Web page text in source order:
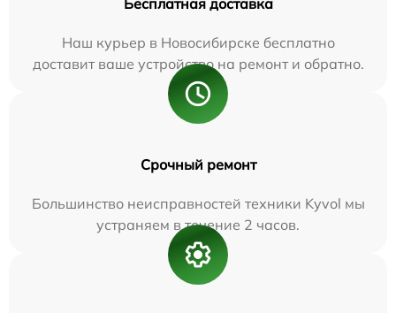
Наш курьер в Новосибирске бесплатно
доставит ваше устройство на ремонт и обратно.
Срочный ремонт
Большинство неисправностей техники Kyvol мы
устраняем в течение 2 часов.